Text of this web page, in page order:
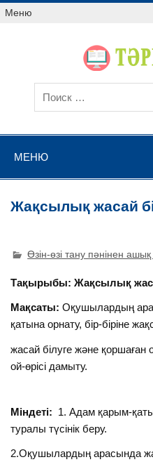
Меню
МЕНЮ
Жақсылық жасай
Өзін-өзі тану пәнінен
Тақырыбы: Жақсылық
Мақсаты:Оқушылардың
қатына орнату, бір-біріне
жасай білуге және қоршаған
ой-өрісі дамыту.
Міндеті: 1. Адам қарым-
туралы түсінік беру.
2.Оқушылардың арасында